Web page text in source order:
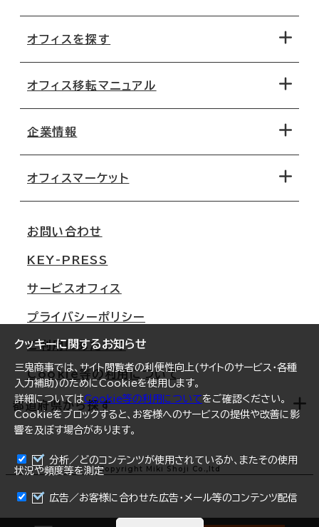
まとめて資料請求
クッキーに関するお知らせ
三鬼商事では、サイト閲覧者の利便性向上(サイトのサービス・各種
入力補助)のためにCookieを使用します。
詳細についてはCookie等の利用についてをご確認ください。
Cookieをブロックすると、お客様へのサービスの提供や改善に影
響を及ぼす場合があります。
分析／どのコンテンツが使用されているか、またその使用
状況や頻度等を測定
広告／お客様に合わせた広告・メール等のコンテンツ配信
オフィスを探す
地図から探す
路線・駅から探す
オフィス移転マニュアル
移転コストシミュレーション
移転スケジュール
オフィス移転Q&A
企業情報
オフィスマーケット
大阪
名古屋
札幌
仙台
横浜
福岡
オフィスリポート
ログイン
お問い合わせ
KEY-PRESS
サービスオフィス
プライバシーポリシー
ご利用にあたって
Cookie等の利用について
都道府県から探す
北海道
青森県
Copyright Miki Shoji Co.,ltd